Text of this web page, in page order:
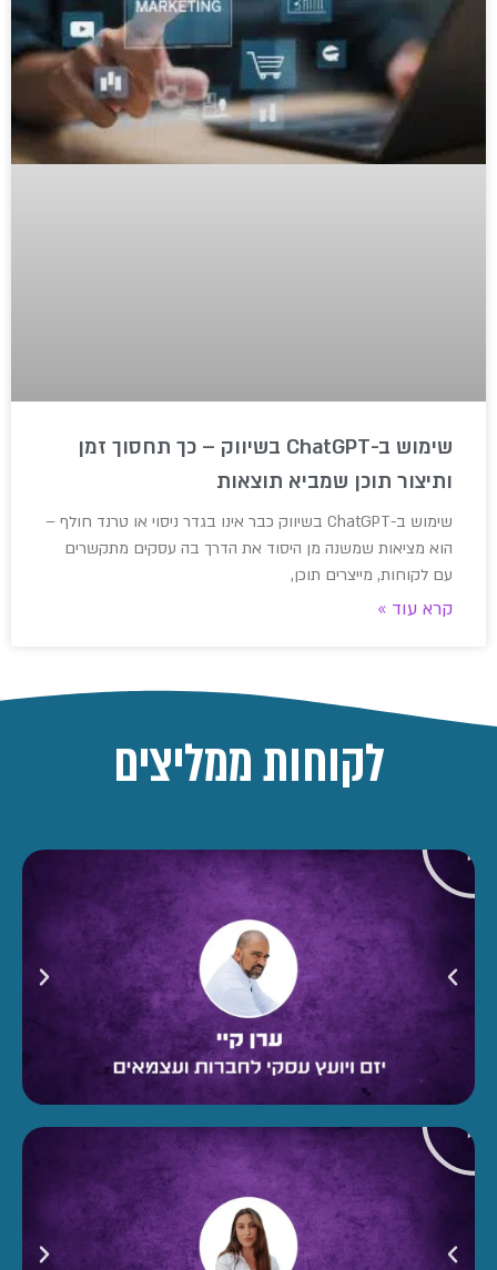
שימוש ב-ChatGPT בשיווק – כך תחסוך זמן
ותיצור תוכן שמביא תוצאות
שימוש ב-ChatGPT בשיווק כבר אינו בגדר ניסוי או טרנד חולף –
הוא מציאות שמשנה מן היסוד את הדרך בה עסקים מתקשרים
עם לקוחות, מייצרים תוכן,
קרא עוד »
לקוחות ממליצים